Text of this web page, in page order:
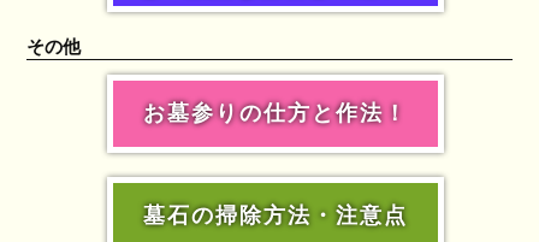
その他
お墓参りの仕方と作法！
墓石の掃除方法・注意点